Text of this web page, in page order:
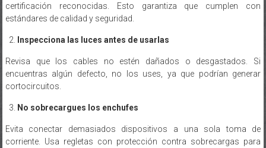
certificación reconocidas. Esto garantiza que cumplen con
estándares de calidad y seguridad.
Inspecciona las luces antes de usarlas
Revisa que los cables no estén dañados o desgastados. Si
encuentras algún defecto, no los uses, ya que podrían generar
cortocircuitos.
No sobrecargues los enchufes
Evita conectar demasiados dispositivos a una sola toma de
corriente. Usa regletas con protección contra sobrecargas para